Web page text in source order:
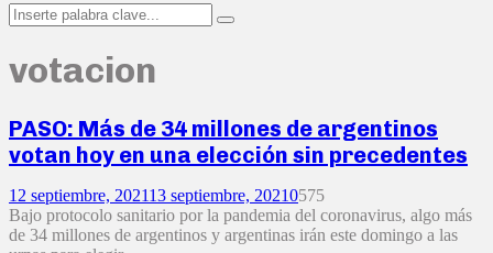
Search
for:
Search
votacion
PASO: Más de 34 millones de argentinos
votan hoy en una elección sin precedentes
12 septiembre, 202113 septiembre, 20210575
Bajo protocolo sanitario por la pandemia del coronavirus, algo más
de 34 millones de argentinos y argentinas irán este domingo a las